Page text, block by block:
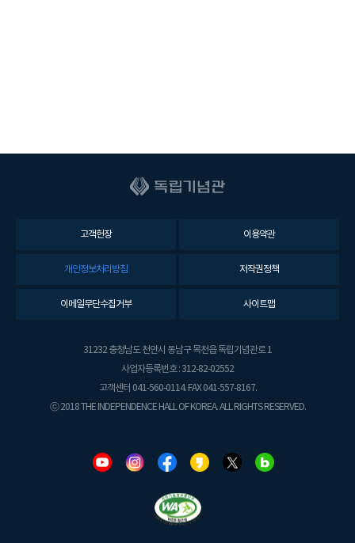
고객헌장 이용약관
개인정보처리방침 저작권정책
이메일무단수집거부 사이트맵
31232 충청남도 천안시 동남구 목천읍 독립기념관로 1
사업자등록번호 : 312-82-02552
고객센터 041-560-0114. FAX 041-557-8167.
ⓒ 2018 THE INDEPENDENCE HALL OF KOREA. ALL RIGHTS RESERVED.